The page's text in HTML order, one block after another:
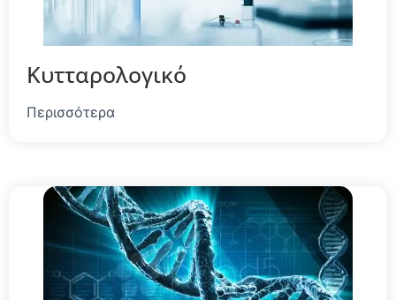
Κυτταρολογικό
Περισσότερα